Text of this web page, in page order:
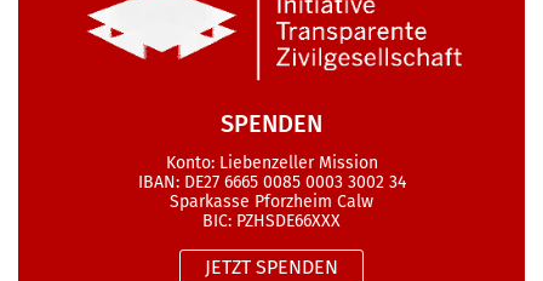
SPENDEN
Konto: Liebenzeller Mission
IBAN: DE27 6665 0085 0003 3002 34
Sparkasse Pforzheim Calw
BIC: PZHSDE66XXX
JETZT SPENDEN